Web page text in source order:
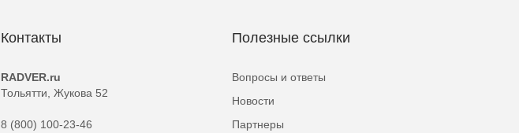
Контакты
RADVER.ru
Тольятти, Жукова 52
8 (800) 100-23-46
Полезные ссылки
Вопросы и ответы
Новости
Партнеры